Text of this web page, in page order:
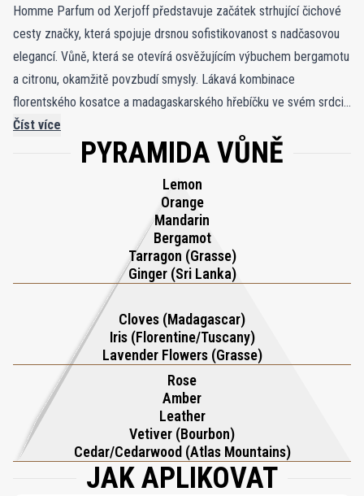
Homme Parfum od Xerjoff představuje začátek strhující čichové
cesty značky, která spojuje drsnou sofistikovanost s nadčasovou
elegancí. Vůně, která se otevírá osvěžujícím výbuchem bergamotu
a citronu, okamžitě povzbudí smysly. Lákavá kombinace
florentského kosatce a madagaskarského hřebíčku ve svém srdci
vytváří magnetické a opojné aroma, které je jedinečné a
okouzlující. Vůně se usadí v teplém zemitém základu atlantického
historických automobilů a dodává hloubku a rafinovanost jejímu
charakteru. Homme Parfum, který je součástí vážené kolekce XJ
17/17 Stone Label, čerpá inspiraci z krásy minerálů a
polodrahokamů vystavených v londýnském Natural History
Museum. Díky svému složitému složení a sofistikovanému kouzlu
je tato vůně trvalou poctou dobrodružství, luxusu a řemeslné
Číst více
PYRAMIDA VŮNĚ
Lemon
Orange
Mandarin
Bergamot
Tarragon (Grasse)
Ginger (Sri Lanka)
Cloves (Madagascar)
Iris (Florentine/Tuscany)
Lavender Flowers (Grasse)
Rose
Amber
Leather
Vetiver (Bourbon)
Cedar/Cedarwood (Atlas Mountains)
JAK APLIKOVAT